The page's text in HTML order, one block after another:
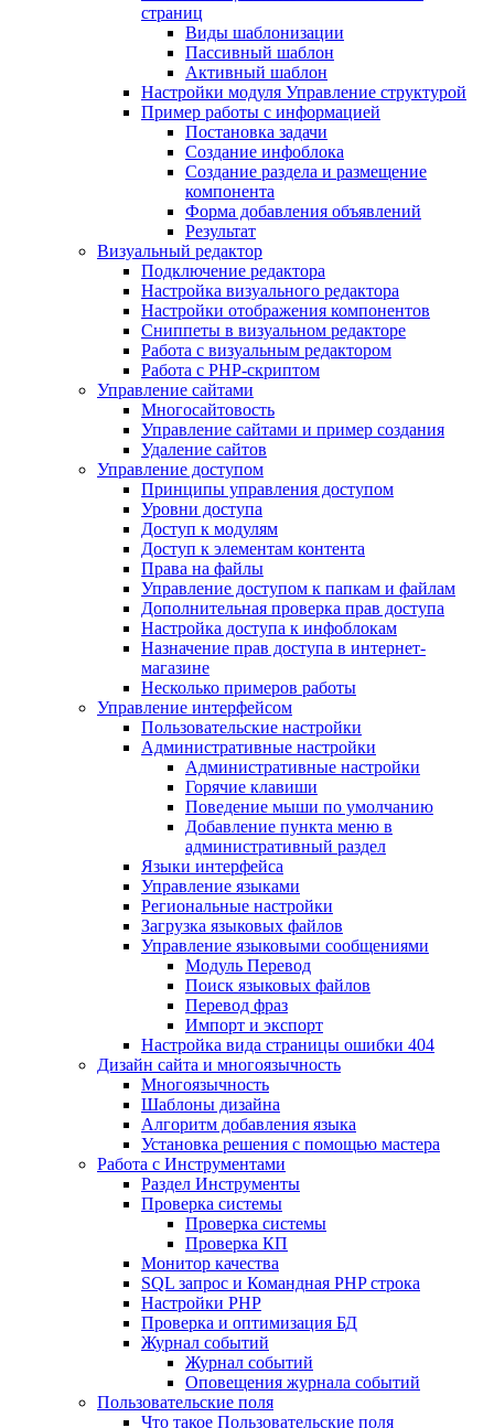
страниц
Виды шаблонизации
Пассивный шаблон
Активный шаблон
Настройки модуля Управление структурой
Пример работы с информацией
Постановка задачи
Создание инфоблока
Создание раздела и размещение
компонента
Форма добавления объявлений
Результат
Визуальный редактор
Подключение редактора
Настройка визуального редактора
Настройки отображения компонентов
Сниппеты в визуальном редакторе
Работа с визуальным редактором
Работа с PHP-скриптом
Управление сайтами
Многосайтовость
Управление сайтами и пример создания
Удаление сайтов
Управление доступом
Принципы управления доступом
Уровни доступа
Доступ к модулям
Доступ к элементам контента
Права на файлы
Управление доступом к папкам и файлам
Дополнительная проверка прав доступа
Настройка доступа к инфоблокам
Назначение прав доступа в интернет-
магазине
Несколько примеров работы
Управление интерфейсом
Пользовательские настройки
Административные настройки
Административные настройки
Горячие клавиши
Поведение мыши по умолчанию
Добавление пункта меню в
административный раздел
Языки интерфейса
Управление языками
Региональные настройки
Загрузка языковых файлов
Управление языковыми сообщениями
Mодуль Перевод
Поиск языковых файлов
Перевод фраз
Импорт и экспорт
Настройка вида страницы ошибки 404
Дизайн сайта и многоязычность
Многоязычность
Шаблоны дизайна
Алгоритм добавления языка
Установка решения с помощью мастера
Работа с Инструментами
Раздел Инструменты
Проверка системы
Проверка системы
Проверка КП
Монитор качества
SQL запрос и Командная PHP строка
Настройки PHP
Проверка и оптимизация БД
Журнал событий
Журнал событий
Оповещения журнала событий
Пользовательские поля
Что такое Пользовательские поля